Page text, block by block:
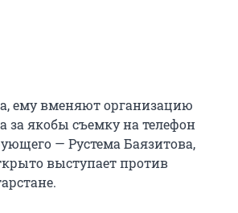
ему вменяют организацию
за якобы съемку на телефон
— Рустема Баязитова,
выступает против